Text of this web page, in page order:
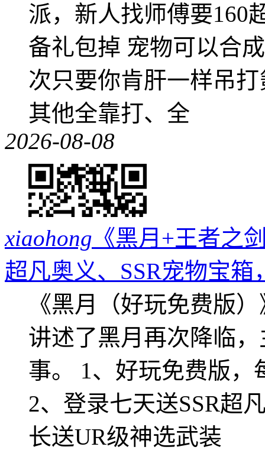
派，新人找师傅要160
备礼包掉 宠物可以合
次只要你肯肝一样吊
其他全靠打、全
2026-08-08
xiaohong 《黑月+王者之
超凡奥义、SSR宠物宝箱
《黑月（好玩免费版
讲述了黑月再次降临
事。 1、好玩免费版，
2、登录七天送SSR超
长送UR级神选武装